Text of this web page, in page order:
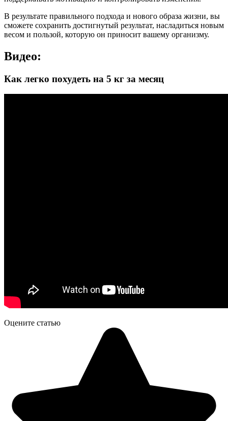
В результате правильного подхода и нового образа жизни, вы
сможете сохранить достигнутый результат, насладиться новым
весом и пользой, которую он приносит вашему организму.
Видео:
Как легко похудеть на 5 кг за месяц
Оцените статью